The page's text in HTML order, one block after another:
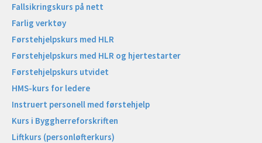
Fallsikringskurs på nett
Farlig verktøy
Førstehjelpskurs med HLR
Førstehjelpskurs med HLR og hjertestarter
Førstehjelpskurs utvidet
HMS-kurs for ledere
Instruert personell med førstehjelp
Kurs i Byggherreforskriften
Liftkurs (personløfterkurs)